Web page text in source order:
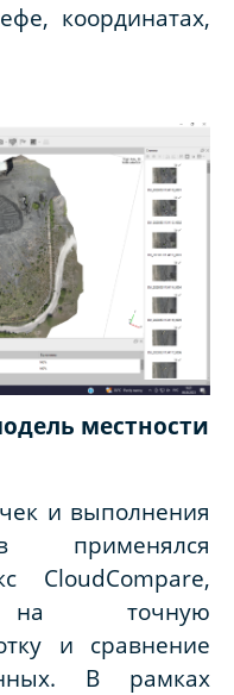
координатах,
местности
и выполнения
применялся
CloudCompare,
на точную
и сравнение
В рамках